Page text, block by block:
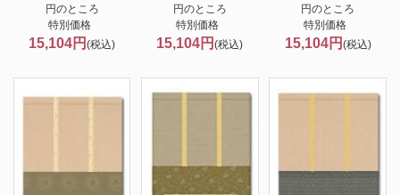
円のところ
特別価格
15,104円(税込)
円のところ
特別価格
15,104円(税込)
円のところ
特別価格
15,104円 (税込)